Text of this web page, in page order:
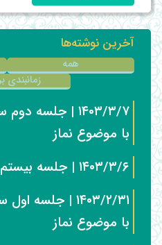
آخرین نوشته‌ها
همه
زمانبندی
۱۴۰۳/۳/۷ |
با موضوع نماز
۱۴۰۳/۳/۶ | جلسه بیستم دوره تدبر سوره نساء
۱۴۰۳/۲/۳۱ |
با موضوع نماز